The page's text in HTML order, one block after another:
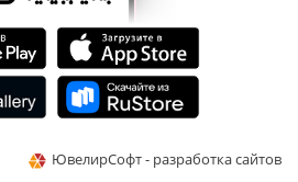
ЮвелирСофт - разработка сайтов